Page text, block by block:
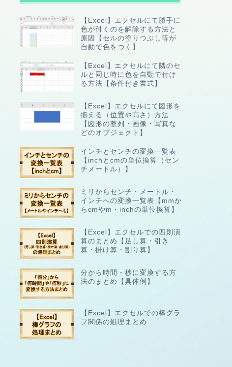
【Excel】エクセルにて勝手に
色が付くのを解除する方法と
原因【セルの塗りつぶし等が
自動で色をつく】
【Excel】エクセルにて隣のセ
ルと同じ時に色を自動で付け
る方法【条件付き書式】
【Excel】エクセルにて図形を
揃える（位置や高さ）方法
【図形の整列・画像・写真な
どのオブジェクト】
インチとセンチの変換一覧表
【inchとcmの単位換算（セン
チメートル）】
ミリからセンチ・メートル・
インチへの変換一覧表【mmか
らcmやm・inchの単位換算】
【Excel】エクセルでの四則演
算のまとめ【足し算・引き
算・掛け算・割り算】
分から時間・秒に変換する方
法のまとめ【具体例】
【Excel】エクセルでの棒グラ
フ関係の処理まとめ